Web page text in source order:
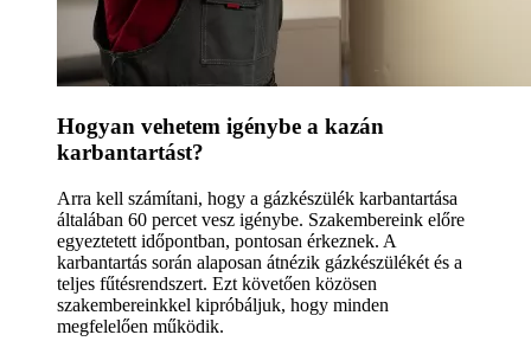
Hogyan vehetem igénybe a kazán
karbantartást?
Arra kell számítani, hogy a gázkészülék karbantartása
általában 60 percet vesz igénybe. Szakembereink előre
egyeztetett időpontban, pontosan érkeznek. A
karbantartás során alaposan átnézik gázkészülékét és a
teljes fűtésrendszert. Ezt követően közösen
szakembereinkkel kipróbáljuk, hogy minden
megfelelően működik.